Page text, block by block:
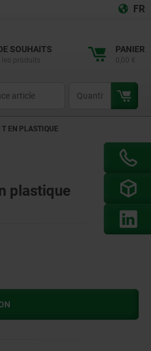
FR
SOUHAITS PANIER
EN PLASTIQUE
plastique